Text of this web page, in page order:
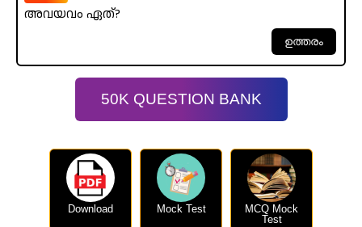
അവയവം ഏത്?
50K QUESTION BANK
Download Mock Test
MCQ Mock
Test